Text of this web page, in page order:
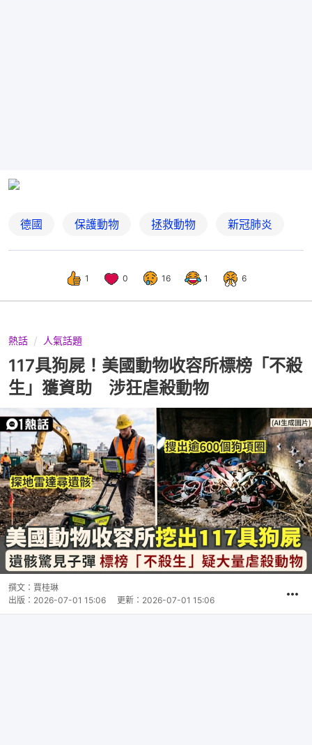
德國 保護動物 拯救動物 新冠肺炎
1 0 16 1 6
熱話 人氣話題
117具狗屍！美國動物收容所標榜「不殺
生」獲資助 涉狂虐殺動物
撰文： 賈桂琳
出版： 2026-07-01 15:06 更新： 2026-07-01 15:06